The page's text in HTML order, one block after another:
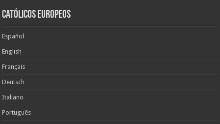
Católicos Europeos
Español
English
Français
Deutsch
Italiano
Português